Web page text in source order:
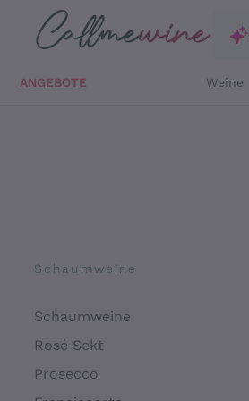
Zum Hauptinhalt springen
ANGEBOTE Weine
Schaumweine
Schaumweine
Rosé Sekt
Prosecco